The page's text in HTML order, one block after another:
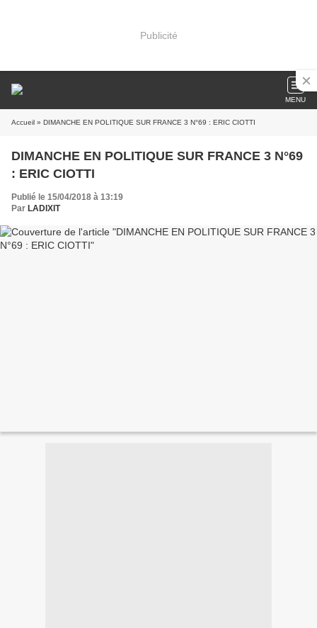
Publicité
MENU
Accueil » DIMANCHE EN POLITIQUE SUR FRANCE 3 N°69 : ERIC CIOTTI
DIMANCHE EN POLITIQUE SUR FRANCE 3 N°69
: ERIC CIOTTI
Publié le 15/04/2018 à 13:19
Par LADIXIT